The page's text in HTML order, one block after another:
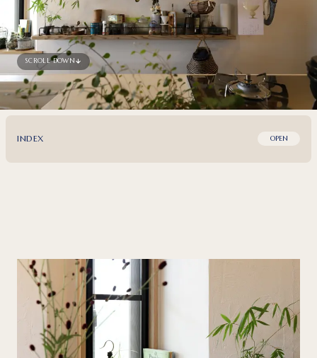
SCROLL DOWN
INDEX OPEN